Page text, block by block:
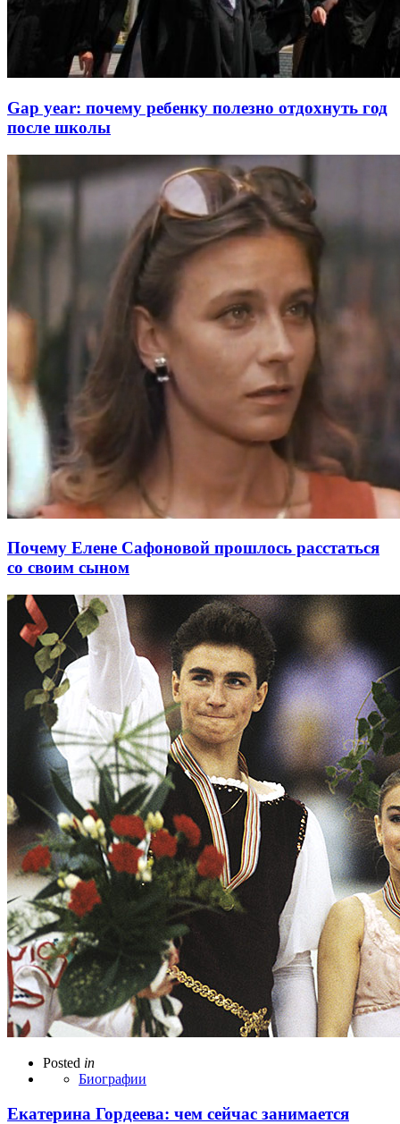
Gap year: почему ребенку полезно отдохнуть год
после школы
Почему Елене Сафоновой прошлось расстаться
со своим сыном
Posted in
Биографии
Екатерина Гордеева: чем сейчас занимается